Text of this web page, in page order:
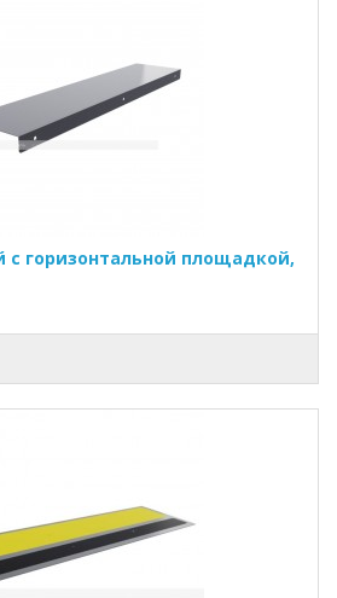
горизонтальной площадкой,